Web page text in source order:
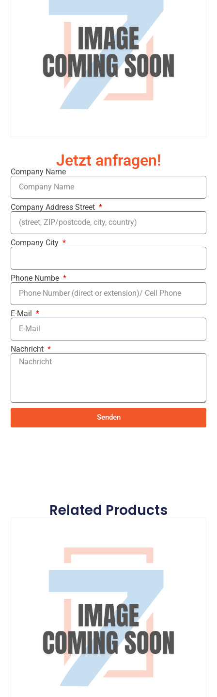
Jetzt anfragen!
Company Name
Company Address Street
Company City
Phone Numbe
E-Mail
Nachricht
Senden
Related Products